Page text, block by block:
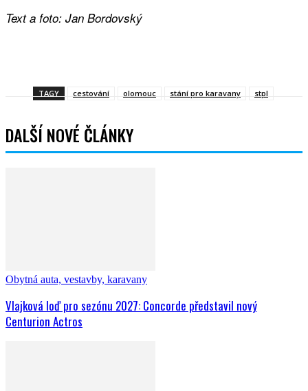
Text a foto: Jan Bordovský
TAGY cestování olomouc stání pro karavany stpl
DALŠÍ NOVÉ ČLÁNKY
Obytná auta, vestavby, karavany
Vlajková loď pro sezónu 2027: Concorde představil nový
Centurion Actros